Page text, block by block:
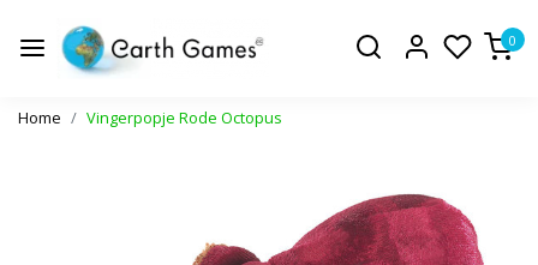
0
Home Vingerpopje Rode Octopus